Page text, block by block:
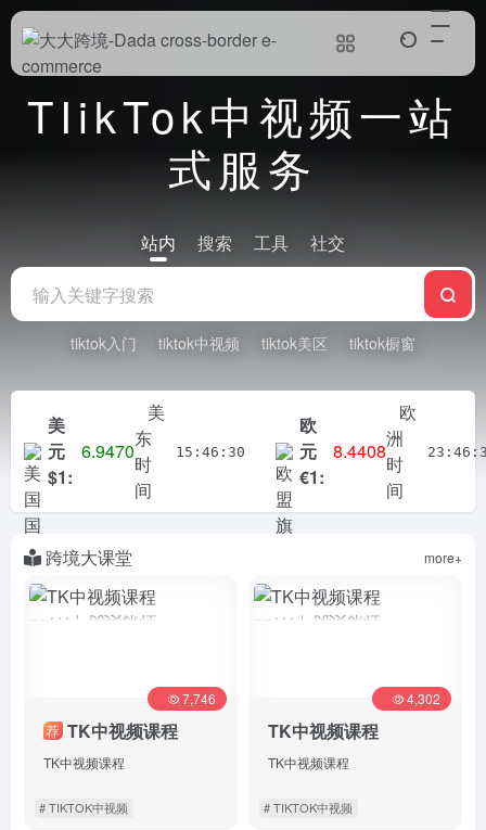
TIikTok中视频一站
式服务
站内 搜索 工具 社交
tiktok入门 tiktok中视频 tiktok美区 tiktok橱窗
美
元
$1:
6.9472
美
东
时
间
15:46:31
欧
元
€1:
8.4447
欧
洲
时
间
跨境大课堂 more+
荐 TK中视频课程
TK中视频课程
7,746
# TIKTOK中视频
TK中视频课程
TK中视频课程
4,302
# TIKTOK中视频